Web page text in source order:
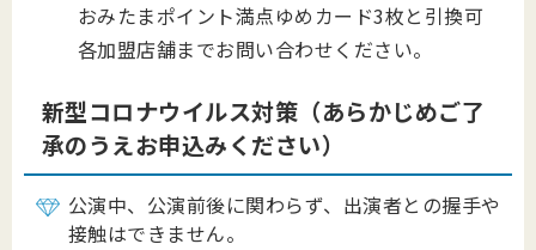
おみたまポイント満点ゆめカード3枚と引換可
各加盟店舗までお問い合わせください。
新型コロナウイルス対策（あらかじめご了
承のうえお申込みください）
公演中、公演前後に関わらず、出演者との握手や
接触はできません。